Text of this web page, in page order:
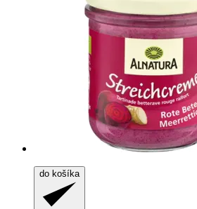
do košíka